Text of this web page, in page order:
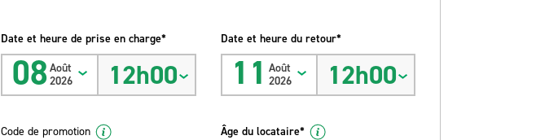
Date et heure de prise en charge*
08Août
2026
12h00
Date et heure du retour*
11 Août
2026
12h00
Code de promotion Âge du locataire*